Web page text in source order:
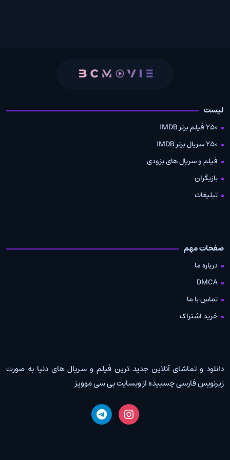
لیست
250 فیلم برتر IMDB
250 سریال برتر IMDB
فیلم و سریال های بزودی
بازیگران
تبلیغات
صفحات مهم
درباره ما
DMCA
تماس با ما
خرید اشتراک
دانلود و تماشای آنلاین جدید ترین فیلم و سریال های دنیا به صورت
زیرنویس فارسی چسبیده از وبسایت بی سی موویز